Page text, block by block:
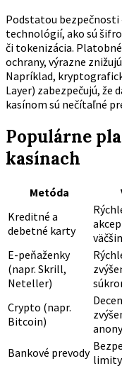
Podstatou bezpečnosti
technológií, ako sú
či tokenizácia.
ochrany, výrazne
Napríklad,
Layer) zabezpečujú, že
kasínom sú nečítaľné
Populárne
kasínach
Metóda
Kreditné a
debetné karty
E-peňaženky
(napr. Skrill,
Neteller)
Crypto (napr.
Bitcoin)
Bankové prevody limity